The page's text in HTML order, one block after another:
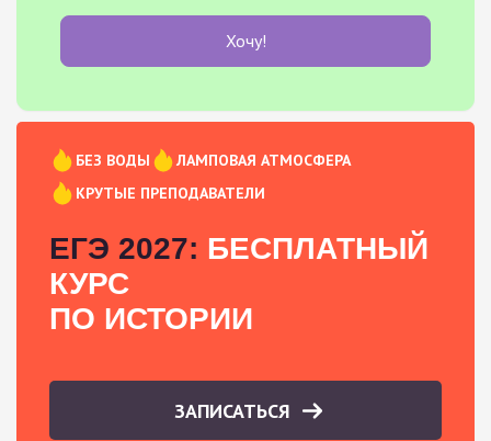
Хочу!
БЕЗ ВОДЫ
ЛАМПОВАЯ АТМОСФЕРА
КРУТЫЕ ПРЕПОДАВАТЕЛИ
ЕГЭ 2027: БЕСПЛАТНЫЙ
КУРС
ПО ИСТОРИИ
ЗАПИСАТЬСЯ